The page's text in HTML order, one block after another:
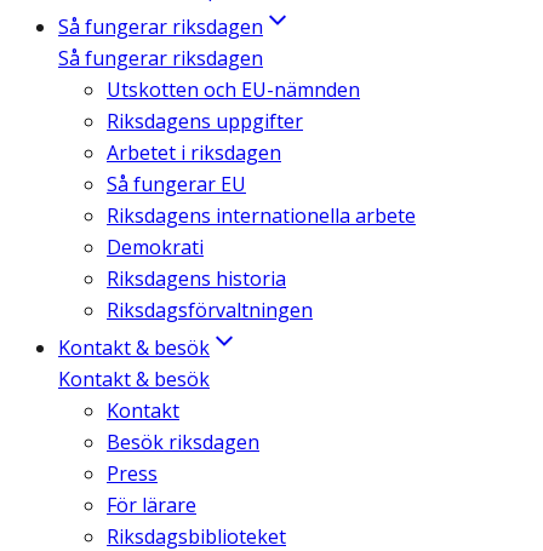
Så fungerar riksdagen
Så fungerar riksdagen
Utskotten och EU-nämnden
Riksdagens uppgifter
Arbetet i riksdagen
Så fungerar EU
Riksdagens internationella arbete
Demokrati
Riksdagens historia
Riksdagsförvaltningen
Kontakt & besök
Kontakt & besök
Kontakt
Besök riksdagen
Press
För lärare
Riksdagsbiblioteket